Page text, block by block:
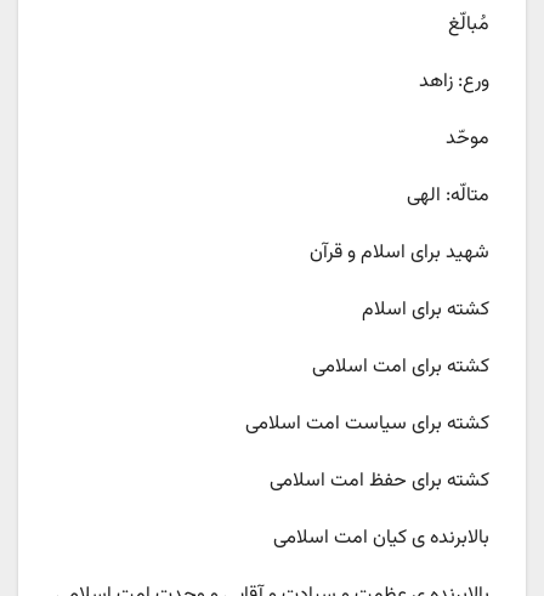
مُبالّغ
ورع: زاهد
موحّد
متالّه: الهی
شهید برای اسلام و قرآن
کشته برای اسلام
کشته برای امت اسلامی
کشته برای سیاست امت اسلامی
کشته برای حفظ امت اسلامی
بالابرنده ی کیان امت اسلامی